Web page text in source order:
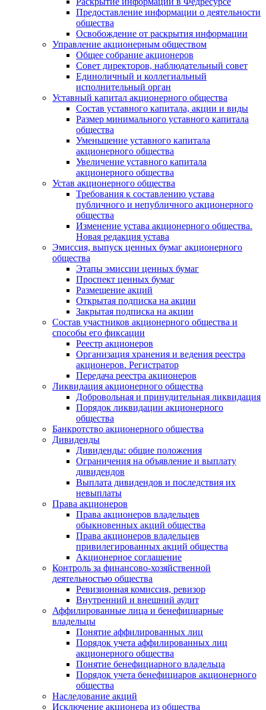
Предоставление информации о деятельности
общества
Освобождение от раскрытия информации
Управление акционерным обществом
Общее собрание акционеров
Совет директоров, наблюдательный совет
Единоличный и коллегиальный
исполнительный орган
Уставный капитал акционерного общества
Состав уставного капитала, акции и виды
Размер минимального уставного капитала
общества
Уменьшение уставного капитала
акционерного общества
Увеличение уставного капитала
акционерного общества
Устав акционерного общества
Требования к составлению устава
публичного и непубличного акционерного
общества
Изменение устава акционерного общества.
Новая редакция устава
Эмиссия, выпуск ценных бумаг акционерного
общества
Этапы эмиссии ценных бумаг
Проспект ценных бумаг
Размещение акций
Открытая подписка на акции
Закрытая подписка на акции
Состав участников акционерного общества и
способы его фиксации
Реестр акционеров
Организация хранения и ведения реестра
акционеров. Регистратор
Передача реестра акционеров
Ликвидация акционерного общества
Добровольная и принудительная ликвидация
Порядок ликвидации акционерного
общества
Банкротство акционерного общества
Дивиденды
Дивиденды: общие положения
Ограничения на объявление и выплату
дивидендов
Выплата дивидендов и последствия их
невыплаты
Права акционеров
Права акционеров владельцев
обыкновенных акций общества
Права акционеров владельцев
привилегированных акций общества
Акционерное соглашение
Контроль за финансово-хозяйственной
деятельностью общества
Ревизионная комиссия, ревизор
Внутренний и внешний аудит
Аффилированные лица и бенефициарные
владельцы
Понятие аффилированных лиц
Порядок учета аффилированных лиц
акционерного общества
Понятие бенефициарного владельца
Порядок учета бенефициаров акционерного
общества
Наследование акций
Исключение акционера из общества